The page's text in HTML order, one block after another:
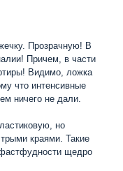
Прозрачную! В
Причем, в части
Видимо, ложка
что интенсивные
ничего не дали.
но
краями. Такие
щедро